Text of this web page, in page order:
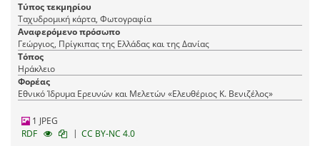
Τύπος τεκμηρίου
Ταχυδρομική κάρτα, Φωτογραφία
Αναφερόμενο πρόσωπο
Γεώργιος, Πρίγκιπας της Ελλάδας και της Δανίας
Τόπος
Ηράκλειο
Φορέας
Εθνικό Ίδρυμα Ερευνών και Μελετών «Ελευθέριος Κ. Βενιζέλος»
1 JPEG
RDF
| CC BY-NC 4.0